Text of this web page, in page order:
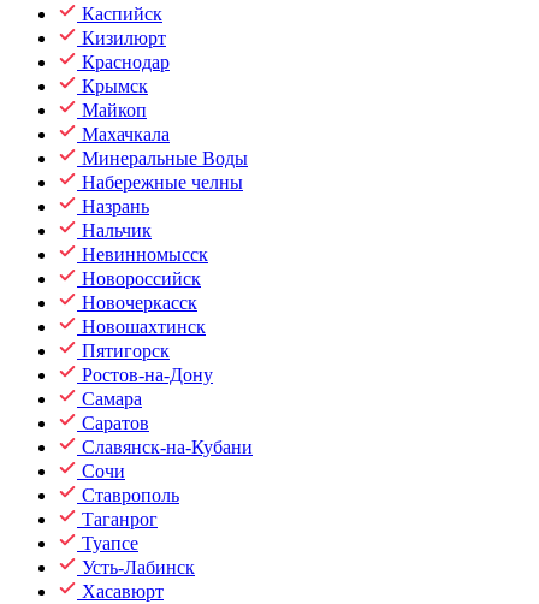
Каспийск
Кизилюрт
Краснодар
Крымск
Майкоп
Махачкала
Минеральные Воды
Набережные челны
Назрань
Нальчик
Невинномысск
Новороссийск
Новочеркасск
Новошахтинск
Пятигорск
Ростов-на-Дону
Самара
Саратов
Славянск-на-Кубани
Сочи
Ставрополь
Таганрог
Туапсе
Усть-Лабинск
Хасавюрт